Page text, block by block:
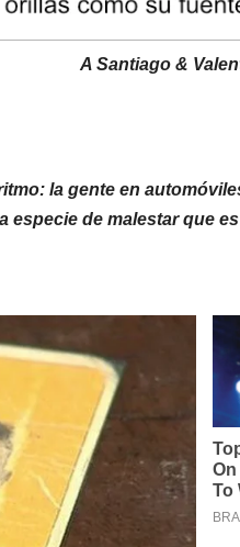
A Santiago &
la gente en
de malestar que